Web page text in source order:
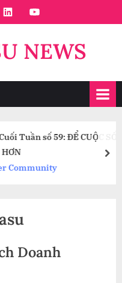
LinkedinYoutube
NEWS
số 59: ĐỂ CUỘC SỐNG
Doanh